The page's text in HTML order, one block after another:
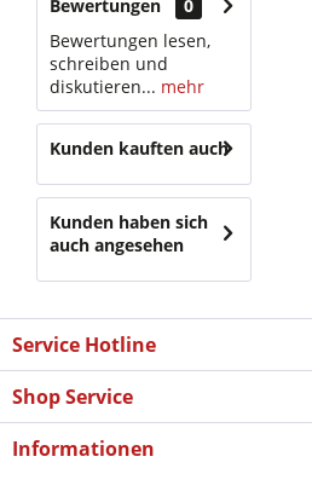
Bewertungen
0
Bewertungen lesen,
schreiben und
diskutieren... mehr
Kunden kauften auch
Kunden haben sich
auch angesehen
Service Hotline
Shop Service
Informationen